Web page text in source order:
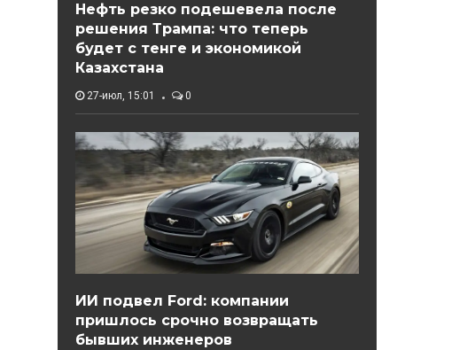
Нефть резко подешевела после
решения Трампа: что теперь
будет с тенге и экономикой
Казахстана
27-июл, 15:01 0
ИИ подвел Ford: компании
пришлось срочно возвращать
бывших инженеров